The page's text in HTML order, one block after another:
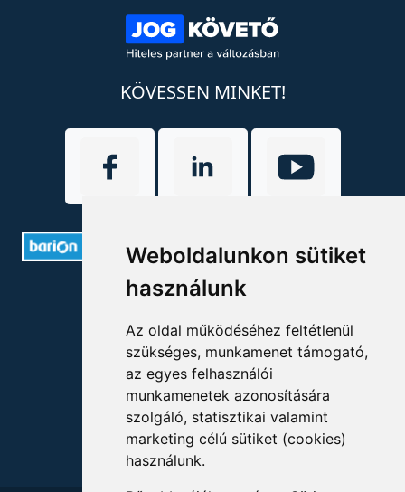
Weboldalunkon sütiket
használunk
Az oldal működéséhez feltétlenül
szükséges, munkamenet támogató,
az egyes felhasználói
munkamenetek azonosítására
szolgáló, statisztikai valamint
marketing célú sütiket (cookies)
használunk.
KÖVESSEN MINKET!
ELÉRHETŐSÉGEK
+36 1 880 7600
info@mprx.hu